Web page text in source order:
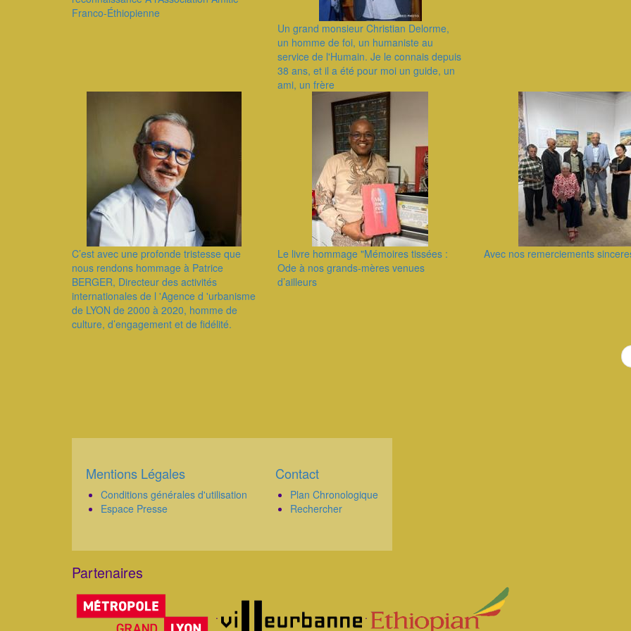
Franco-Éthiopienne
Un grand monsieur Christian Delorme,
un homme de foi, un humaniste au
service de l'Humain. Je le connais depuis
38 ans, et il a été pour moi un guide, un
ami, un frère
C’est avec une profonde tristesse que
nous rendons hommage à Patrice
BERGER, Directeur des activités
internationales de l 'Agence d 'urbanisme
de LYON de 2000 à 2020, homme de
culture, d’engagement et de fidélité.
Le livre hommage "Mémoires tissées :
Ode à nos grands-mères venues
d’ailleurs
Avec nos remerciements
Corps
Mentions Légales
Conditions générales d'utilisation
Espace Presse
Corps
Contact
Plan Chronologique
Rechercher
Partenaires
Corps
.
.